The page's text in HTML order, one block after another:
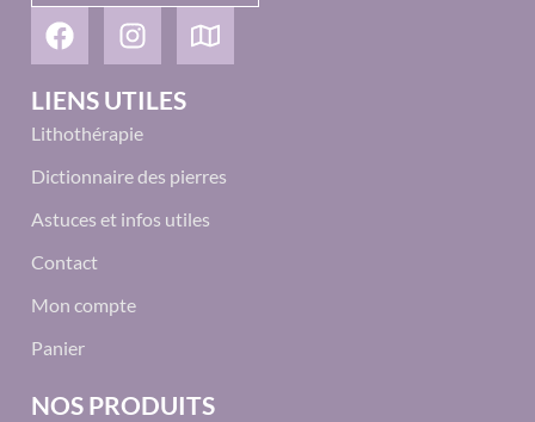
LIENS UTILES
Lithothérapie
Dictionnaire des pierres
Astuces et infos utiles
Contact
Mon compte
Panier
NOS PRODUITS